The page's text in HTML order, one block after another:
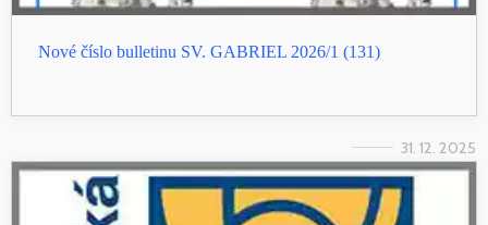
Nové číslo bulletinu SV. GABRIEL 2026/1 (131)
31. 12. 2025